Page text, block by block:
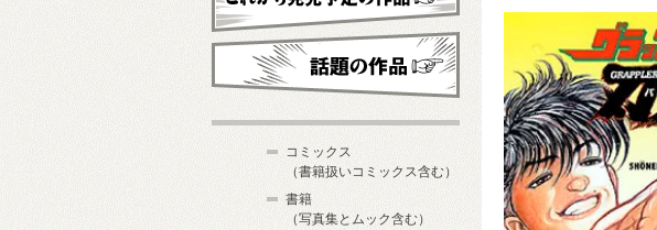
これから発売予定
コミックス
（書籍扱いコミックス含む）
書籍
（写真集とムック含む）